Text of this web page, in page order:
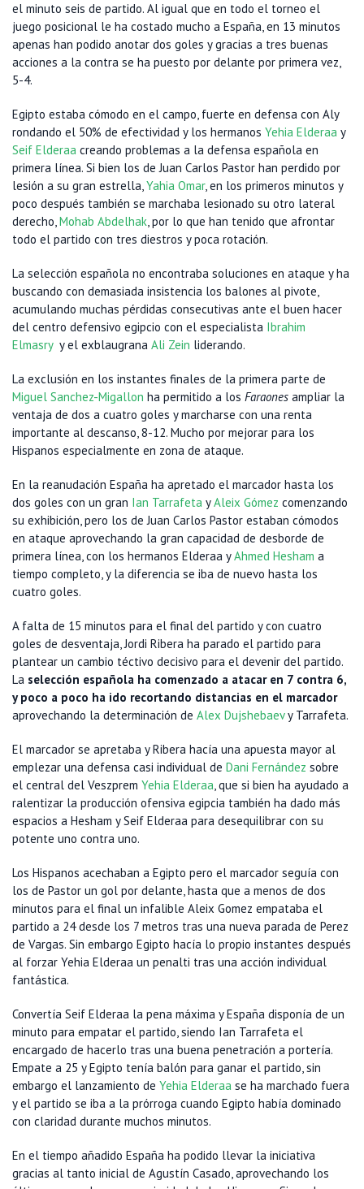
el minuto seis de partido. Al igual que en todo el torneo el
juego posicional le ha costado mucho a España, en 13 minutos
apenas han podido anotar dos goles y gracias a tres buenas
acciones a la contra se ha puesto por delante por primera vez,
5-4.
Egipto estaba cómodo en el campo, fuerte en defensa con Aly
rondando el 50% de efectividad y los hermanos Yehia Elderaa y
Seif Elderaa creando problemas a la defensa española en
primera línea. Si bien los de Juan Carlos Pastor han perdido por
lesión a su gran estrella,Yahia Omar, en los primeros minutos y
poco después también se marchaba lesionado su otro lateral
derecho,Mohab Abdelhak, por lo que han tenido que afrontar
todo el partido con tres diestros y poca rotación.
La selección española no encontraba soluciones en ataque y ha
buscando con demasiada insistencia los balones al pivote,
acumulando muchas pérdidas consecutivas ante el buen hacer
del centro defensivo egipcio con el especialista Ibrahim
Elmasryy el exblaugrana Ali Zein liderando.
La exclusión en los instantes finales de la primera parte de
Miguel Sanchez-Migallon ha permitido a los Faraones ampliar la
ventaja de dos a cuatro goles y marcharse con una renta
importante al descanso, 8-12. Mucho por mejorar para los
Hispanos especialmente en zona de ataque.
En la reanudación España ha apretado el marcador hasta los
dos goles con un gran Ian Tarrafeta yAleix Gómez comenzando
su exhibición, pero los de Juan Carlos Pastor estaban cómodos
en ataque aprovechando la gran capacidad de desborde de
primera línea, con los hermanos Elderaa yAhmed Hesham a
tiempo completo, y la diferencia se iba de nuevo hasta los
cuatro goles.
A falta de 15 minutos para el final del partido y con cuatro
goles de desventaja, Jordi Ribera ha parado el partido para
plantear un cambio téctivo decisivo para el devenir del partido.
La selección española ha comenzado a atacar en 7 contra 6,
y poco a poco ha ido recortando distancias en el marcador
aprovechando la determinación de Alex Dujshebaevy Tarrafeta.
El marcador se apretaba y Ribera hacía una apuesta mayor al
emplezar una defensa casi individual de Dani Fernández sobre
el central del Veszprem Yehia Elderaa, que si bien ha ayudado a
ralentizar la producción ofensiva egipcia también ha dado más
espacios a Hesham y Seif Elderaa para desequilibrar con su
potente uno contra uno.
Los Hispanos acechaban a Egipto pero el marcador seguía con
los de Pastor un gol por delante, hasta que a menos de dos
minutos para el final un infalible Aleix Gomez empataba el
partido a 24 desde los 7 metros tras una nueva parada de Perez
de Vargas. Sin embargo Egipto hacía lo propio instantes después
al forzar Yehia Elderaa un penalti tras una acción individual
fantástica.
Convertía Seif Elderaa la pena máxima y España disponía de un
minuto para empatar el partido, siendo Ian Tarrafeta el
encargado de hacerlo tras una buena penetración a portería.
Empate a 25 y Egipto tenía balón para ganar el partido, sin
embargo el lanzamiento de Yehia Elderaa se ha marchado fuera
y el partido se iba a la prórroga cuando Egipto había dominado
con claridad durante muchos minutos.
En el tiempo añadido España ha podido llevar la iniciativa
gracias al tanto inicial de Agustín Casado, aprovechando los